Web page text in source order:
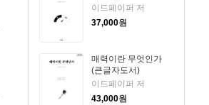
이드페이퍼 저
37,000원
매력이란 무엇인가
(큰글자도서)
이드페이퍼 저
43,000원